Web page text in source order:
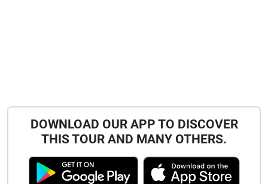
DOWNLOAD OUR APP TO DISCOVER
THIS TOUR AND MANY OTHERS.